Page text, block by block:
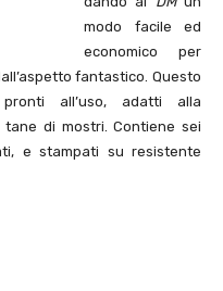
modo facile ed
economico per
fantastico. Questo
all’uso, adatti alla
tane di mostri. Contiene sei
e stampati su resistente